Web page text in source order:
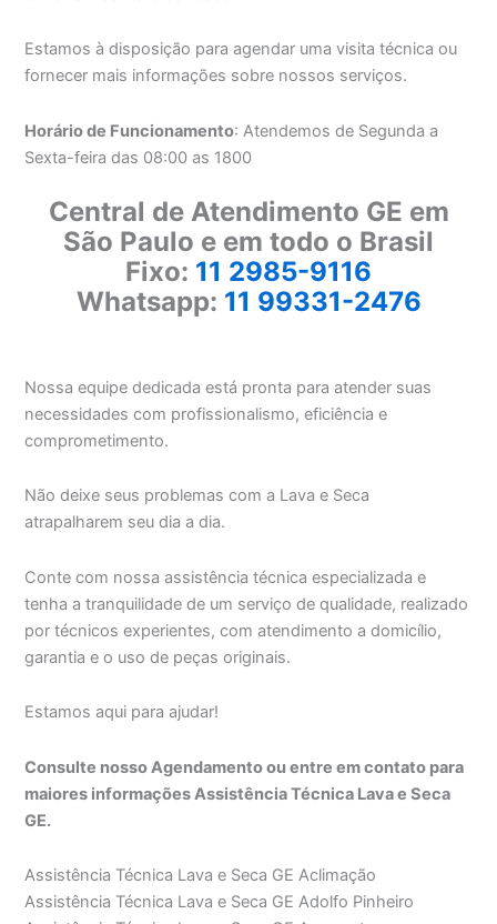
Estamos à disposição para agendar uma visita técnica ou
fornecer mais informações sobre nossos serviços.
Horário de Funcionamento: Atendemos de Segunda a
Sexta-feira das 08:00 as 1800
Central de Atendimento GE em
São Paulo e em todo o Brasil
Fixo: 11 2985-9116
Whatsapp: 11 99331-2476
Nossa equipe dedicada está pronta para atender suas
necessidades com profissionalismo, eficiência e
comprometimento.
Não deixe seus problemas com a Lava e Seca
atrapalharem seu dia a dia.
Conte com nossa assistência técnica especializada e
tenha a tranquilidade de um serviço de qualidade, realizado
por técnicos experientes, com atendimento a domicílio,
garantia e o uso de peças originais.
Estamos aqui para ajudar!
Consulte nosso Agendamento ou entre em contato para
maiores informações Assistência Técnica Lava e Seca
GE.
Assistência Técnica Lava e Seca GE Aclimação
Assistência Técnica Lava e Seca GE Adolfo Pinheiro